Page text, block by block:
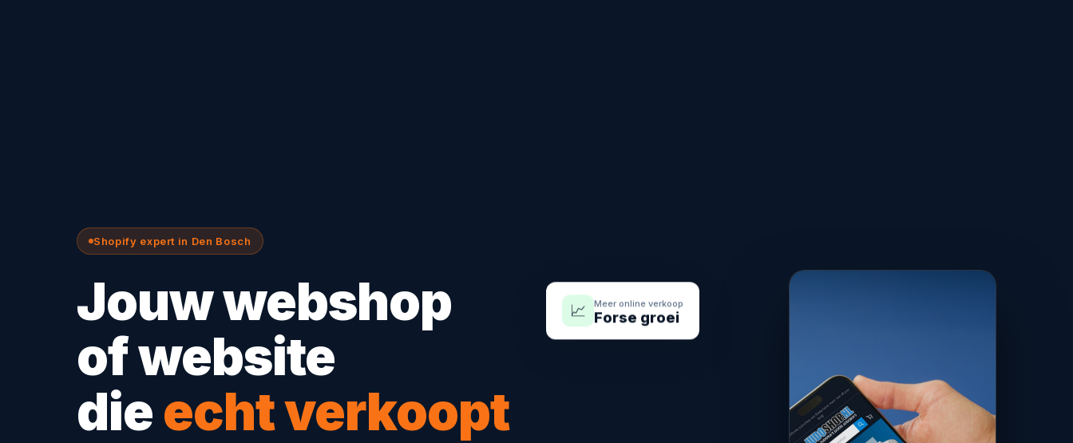
Shopify expert in Den Bosch
Jouw webshop
of website
dieecht verkoopt
📈 Meer online verkoop
Forse groei